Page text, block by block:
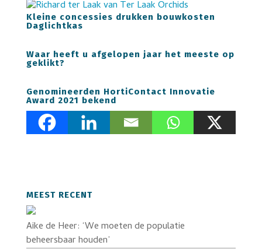
Kleine concessies drukken bouwkosten
Daglichtkas
Waar heeft u afgelopen jaar het meeste op
geklikt?
Genomineerden HortiContact Innovatie
Award 2021 bekend
MEEST RECENT
Aike de Heer: ‘We moeten de populatie
beheersbaar houden’